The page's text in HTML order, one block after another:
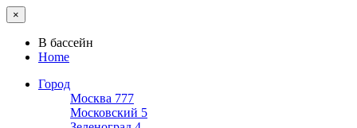
×
В бассейн
Home
Город
Москва 777
Московский 5